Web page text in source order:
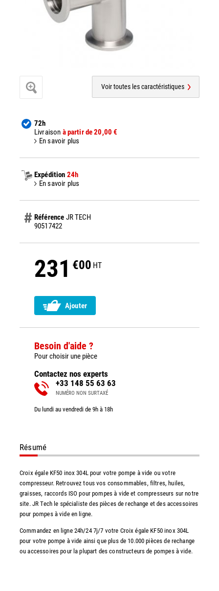
Voir toutes les caractéristiques
72h
Livraison à partir de 20,00 €
En savoir plus
Expédition 24h
En savoir plus
Référence JR TECH
90517422
231 €00 HT
Ajouter
Besoin d'aide ?
Pour choisir une pièce
Contactez nos experts
+33 148 55 63 63
NUMÉRO NON SURTAXÉ
Du lundi au vendredi de 9h à 18h
Résumé
Croix égale KF50 inox 304L pour votre pompe à vide ou votre
compresseur. Retrouvez tous vos consommables, filtres, huiles,
graisses, raccords ISO pour pompes à vide et compresseurs sur notre
site. JR Tech le spécialiste des pièces de rechange et des accessoires
pour pompes à vide en ligne.
Commandez en ligne 24h/24 7j/7 votre Croix égale KF50 inox 304L
pour votre pompe à vide ainsi que plus de 10.000 pièces de rechange
ou accessoires pour la plupart des constructeurs de pompes à vide.